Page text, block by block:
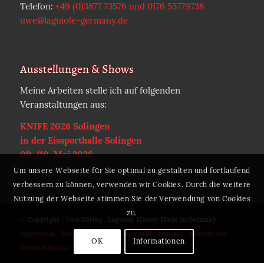
Telefon: +49 (0)3877 73576 und 0176 55779738
uwe@laguiole-germany.de
Ausstellungen & Shows
Meine Arbeiten stelle ich auf folgenden
Veranstaltungen aus:
KNIFE 2026 Solingen
in der Eissporthalle Solingen
09./10. Mai 2026
© Copyright - Uwe Göring . Laguiole Messer Made in Germany -
Impressum- Datenschutzerklärung- AGB- Kontakt
Erstellt von
Michael Hömke
Um unsere Webseite für Sie optimal zu gestalten und fortlaufend
verbessern zu können, verwenden wir Cookies. Durch die weitere
Nutzung der Webseite stimmen Sie der Verwendung von Cookies
zu.
OK Informationen